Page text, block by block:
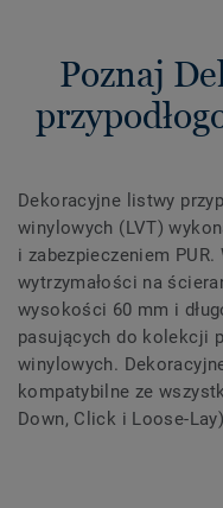
Poznaj
Dekoracyjne listwy
winylowych (LVT)
i zabezpieczeniem
wytrzymałości na
wysokości 60 mm i
pasujących do kolekcji
winylowych.
kompatybilne ze
Down, Click i Loose-